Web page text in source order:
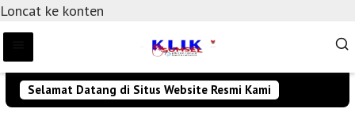
Loncat ke konten
Selamat Datang di Situs Website Resmi Kami